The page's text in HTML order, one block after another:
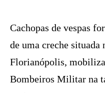
Cachopas de vespas
de uma creche situada
Florianópolis,
Bombeiros Militar na